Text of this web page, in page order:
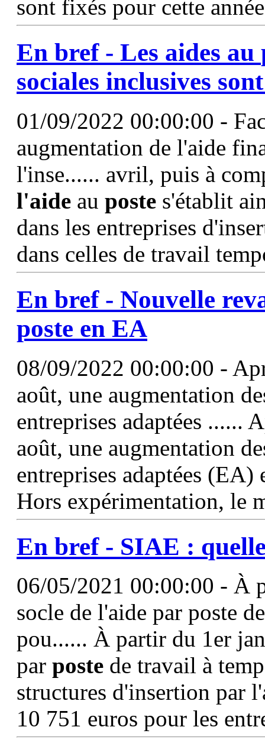
sont fixés pour cette
En bref - Les aides au
sociales inclusives
01/09/2022 00:00:00 -
augmentation de l'aide
l'inse...... avril, puis à
l'aide au poste s'établit
dans les entreprises
dans celles de travail
En bref - Nouvelle
poste en EA
08/09/2022 00:00:00 -
août, une augmentation
entreprises adaptées ......
août, une augmentation
entreprises adaptées (EA)
Hors expérimentation, le
En bref - SIAE :
06/05/2021 00:00:00 - À
socle de l'aide par poste
pou...... À partir du 1er
par poste de travail à
structures d'insertion par
10 751 euros pour les